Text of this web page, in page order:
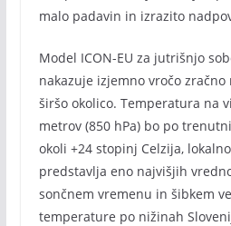
malo padavin in izrazito
Model ICON-EU za jutrišnjo
nakazuje izjemno vročo
širšo okolico. Temperatura na
metrov (850 hPa) bo po
okoli +24 stopinj Celzija,
predstavlja eno najvišjih
sončnem vremenu in šibkem
temperature po nižinah